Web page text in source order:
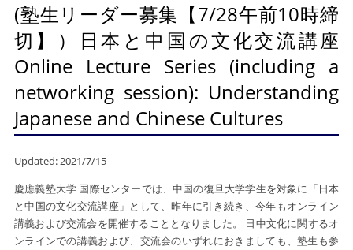
(塾生リーダー募集【7/28午前10時締
切】）日本と中国の文化交流講座
Online Lecture Series (including a
networking session): Understanding
Japanese and Chinese Cultures
Updated: 2021/7/15
慶應義塾大学 国際センターでは、中国の復旦大学学生を対象に「日本
と中国の文化交流講座」として、昨年に引き続き、今年もオンライン
講義および交流会を開催することとなりました。 日中文化に関するオ
ンラインでの講義および、交流会のいずれにおきましても、塾生も参